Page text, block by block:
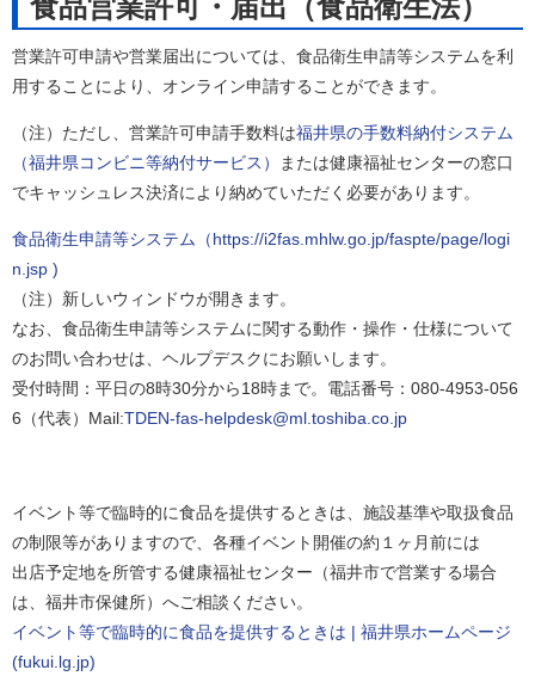
営業許可申請や営業届出については、食品衛生申請等システムを利
用することにより、オンライン申請することができます。
（注）ただし、営業許可申請手数料は福井県の手数料納付システム
（福井県コンビニ等納付サービス）
または健康福祉センターの窓口
でキャッシュレス決済により納めていただく必要があります。
食品衛生申請等システム（https://i2fas.mhlw.go.jp/faspte/page/logi
n.jsp )
（注）新しいウィンドウが開きます。
なお、食品衛生申請等システムに関する動作・操作・仕様について
のお問い合わせは、ヘルプデスクにお願いします。
受付時間：平日の8時30分から18時まで。電話番号：080-4953-056
6（代表）Mail:TDEN-fas-helpdesk@ml.toshiba.co.jp
イベント等で臨時的に食品を提供するときは、施設基準や取扱食品
の制限等がありますので、各種イベント開催の約１ヶ月前には
出店予定地を所管する健康福祉センター（福井市で営業する場合
は、福井市保健所）へご相談ください。
イベント等で臨時的に食品を提供するときは | 福井県ホームページ
(fukui.lg.jp)